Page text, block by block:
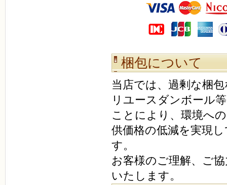
梱包について
当店では、過剰な梱
リユースダンボール
ことにより、環境へ
供価格の低減を実現
す。
お客様のご理解、ご
いたします。